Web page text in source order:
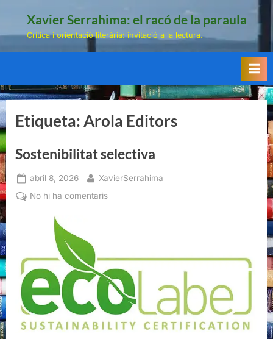
Xavier Serrahima: el racó de la paraula
Crítica i orientació literària: invitació a la lectura.
Etiqueta:Arola Editors
Sostenibilitat selectiva
Posted
on
abril 8, 2026 By
XavierSerrahima
No hi ha comentarisa